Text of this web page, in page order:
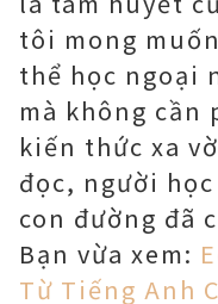
tôi mong
thể học ngoại
mà không
kiến ​​thức xa
đọc, người
con đường đã
Bạn vừa xem:
Từ Tiếng Anh